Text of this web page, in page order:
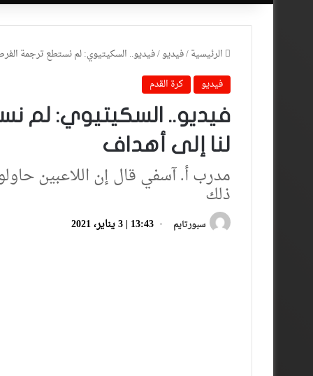
الرئيسية/فيديو/فيديو.. السكيتيوي: لم نستطع ترجمة
فيديو
كرة القدم
فيديو.. السكيتيوي: لم
لنا إلى أهداف
مدرب أ. آسفي قال إن اللاعبين
ذلك
سبورتايم 13:43 | 3 يناير، 2021